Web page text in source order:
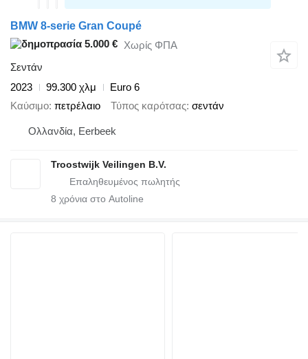
BMW 8-serie Gran Coupé
5.000 € Χωρίς ΦΠΑ
Σεντάν
2023
99.300 χλμ
Euro 6
Καύσιμο πετρέλαιο Τύπος καρότσας σεντάν
Ολλανδία, Eerbeek
Troostwijk Veilingen B.V.
8 χρόνια στο Autoline